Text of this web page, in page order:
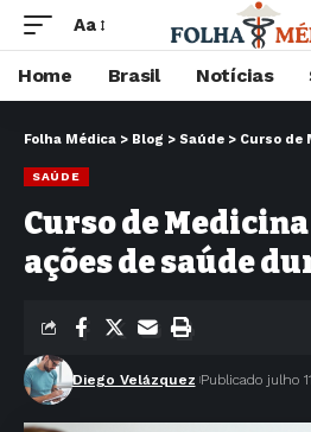
Aa
Home Brasil Notícias
Folha Médica > Blog > Saúde > Curso de
SAÚDE
Curso de
ações de saúde
Diego Velázquez Publicado julho